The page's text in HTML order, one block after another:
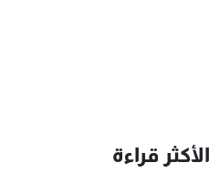
الأكثر قراءة